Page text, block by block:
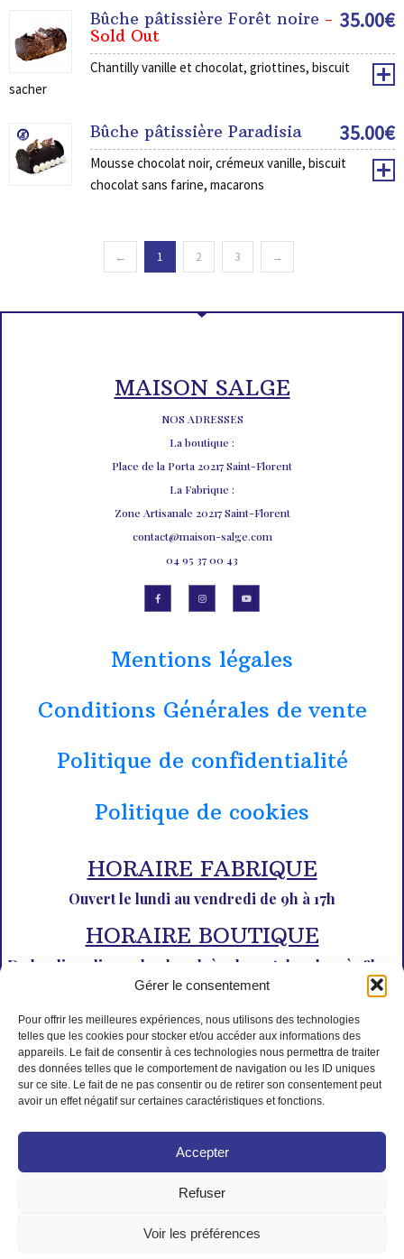
Gérer le consentement
Pour offrir les meilleures expériences, nous utilisons des technologies
telles que les cookies pour stocker et/ou accéder aux informations des
appareils. Le fait de consentir à ces technologies nous permettra de traiter
des données telles que le comportement de navigation ou les ID uniques
sur ce site. Le fait de ne pas consentir ou de retirer son consentement peut
avoir un effet négatif sur certaines caractéristiques et fonctions.
Accepter
Refuser
Voir les préférences
Bûche pâtissière Forêt noire -
Sold Out
35.00€
Chantilly vanille et chocolat, griottines, biscuit
sacher
Bûche pâtissière Paradisia 35.00€
Mousse chocolat noir, crémeux vanille, biscuit
chocolat sans farine, macarons
← 1 2 3 →
MAISON SALGE
NOS ADRESSES
La boutique :
Place de la Porta 20217 Saint-Florent
La Fabrique :
Zone Artisanale 20217 Saint-Florent
contact@maison-salge.com
04 95 37 00 43
Mentions légales
Conditions Générales de vente
Politique de confidentialité
Politique de cookies
HORAIRE FABRIQUE
Ouvert le lundi au vendredi de 9h à 17h
HORAIRE BOUTIQUE
Du lundi au dimanche de 10h à 12h30 et de 14h30 à 18h30
PAIEMENT SÉCURISÉ